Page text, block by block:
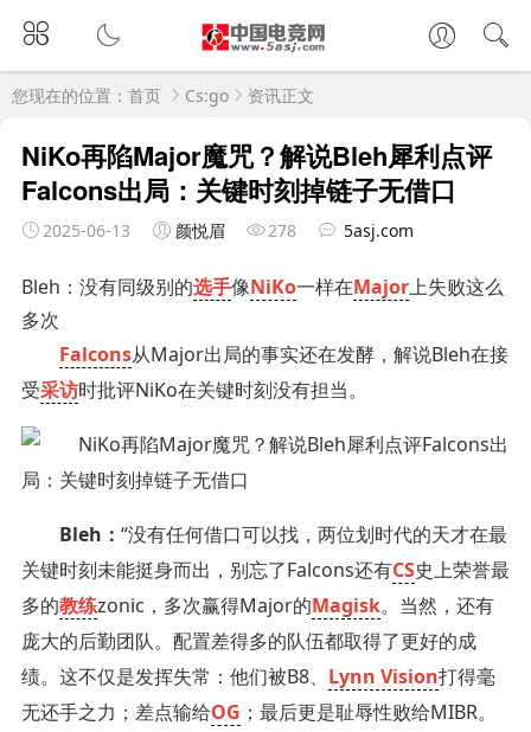
您现在的位置： 首页 Cs:go 资讯正文
NiKo再陷Major魔咒？解说Bleh犀利点评
Falcons出局：关键时刻掉链子无借口
2025-06-13 颜悦眉 278 5asj.com
Bleh：没有同级别的选手像NiKo一样在Major上失败这么
多次
Falcons从Major出局的事实还在发酵，解说Bleh在接
受采访时批评NiKo在关键时刻没有担当。
Bleh： “没有任何借口可以找，两位划时代的天才在最
关键时刻未能挺身而出，别忘了Falcons还有CS史上荣誉最
多的教练zonic，多次赢得Major的Magisk。当然，还有
庞大的后勤团队。配置差得多的队伍都取得了更好的成
绩。这不仅是发挥失常：他们被B8、 Lynn Vision打得毫
无还手之力；差点输给OG ；最后更是耻辱性败给MIBR。